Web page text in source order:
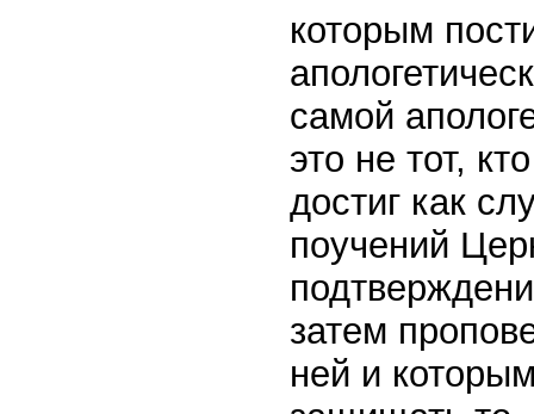
которым
самой
это не тот,
достиг как
поучений
затем
ней и